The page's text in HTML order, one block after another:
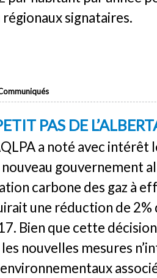
signataires.
PAS DE
a noté avec intérêt
nouveau gouvernement
carbone des gaz à
une réduction de 2%
Bien que cette
nouvelles mesures